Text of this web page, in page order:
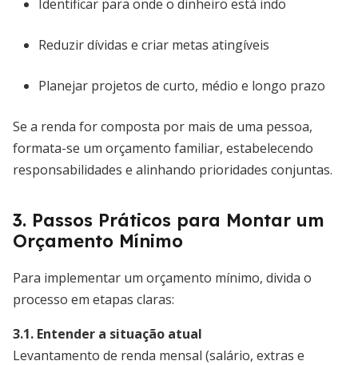
Identificar para onde o dinheiro está indo
Reduzir dívidas e criar metas atingíveis
Planejar projetos de curto, médio e longo prazo
Se a renda for composta por mais de uma pessoa,
formata-se um orçamento familiar, estabelecendo
responsabilidades e alinhando prioridades conjuntas.
3. Passos Práticos para Montar um
Orçamento Mínimo
Para implementar um orçamento mínimo, divida o
processo em etapas claras:
3.1. Entender a situação atual
Levantamento de renda mensal (salário, extras e